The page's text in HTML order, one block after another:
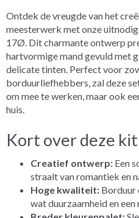
Ontdek de vreugde van het
meesterwerk met onze
17Ø. Dit charmante ontwerp
hartvormige mand gevuld met
delicate tinten. Perfect voor
borduurliefhebbers, zal deze
om mee te werken, maar ook
huis.
Kort over deze kit
Creatief ontwerp: Een
straalt van romantiek en
Hoge kwaliteit: Borduur
wat duurzaamheid en